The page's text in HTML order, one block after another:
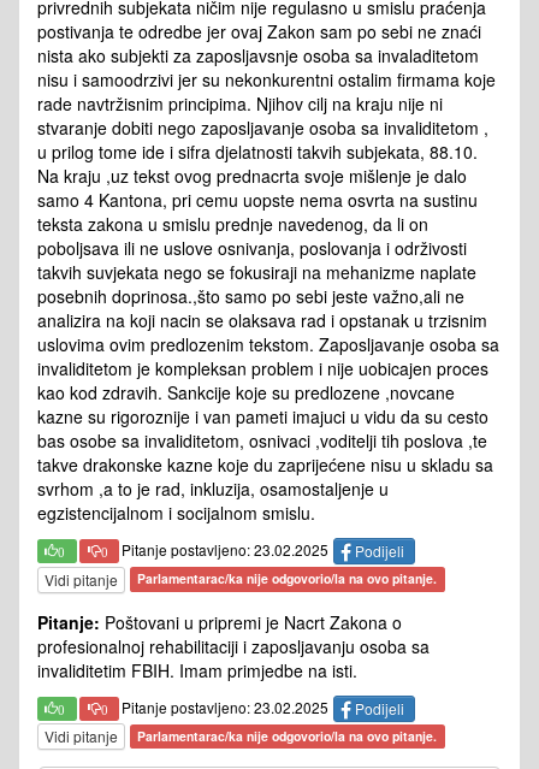
privrednih subjekata ničim nije regulasno u smislu praćenja
postivanja te odredbe jer ovaj Zakon sam po sebi ne znaći
nista ako subjekti za zaposljavsnje osoba sa invaladitetom
nisu i samoodrzivi jer su nekonkurentni ostalim firmama koje
rade navtržisnim principima. Njihov cilj na kraju nije ni
stvaranje dobiti nego zaposljavanje osoba sa invaliditetom ,
u prilog tome ide i sifra djelatnosti takvih subjekata, 88.10.
Na kraju ,uz tekst ovog prednacrta svoje mišlenje je dalo
samo 4 Kantona, pri cemu uopste nema osvrta na sustinu
teksta zakona u smislu prednje navedenog, da li on
poboljsava ili ne uslove osnivanja, poslovanja i održivosti
takvih suvjekata nego se fokusiraji na mehanizme naplate
posebnih doprinosa.,što samo po sebi jeste važno,ali ne
analizira na koji nacin se olaksava rad i opstanak u trzisnim
uslovima ovim predlozenim tekstom. Zaposljavanje osoba sa
invaliditetom je kompleksan problem i nije uobicajen proces
kao kod zdravih. Sankcije koje su predlozene ,novcane
kazne su rigoroznije i van pameti imajuci u vidu da su cesto
bas osobe sa invaliditetom, osnivaci ,voditelji tih poslova ,te
takve drakonske kazne koje du zaprijećene nisu u skladu sa
svrhom ,a to je rad, inkluzija, osamostaljenje u
egzistencijalnom i socijalnom smislu.
0 0 Pitanje postavljeno: 23.02.2025
Podijeli
Vidi pitanje
Parlamentarac/ka nije odgovorio/la na ovo pitanje.
Pitanje: Poštovani u pripremi je Nacrt Zakona o
profesionalnoj rehabilitaciji i zaposljavanju osoba sa
invaliditetim FBIH. Imam primjedbe na isti.
0 0 Pitanje postavljeno: 23.02.2025
Podijeli
Vidi pitanje
Parlamentarac/ka nije odgovorio/la na ovo pitanje.